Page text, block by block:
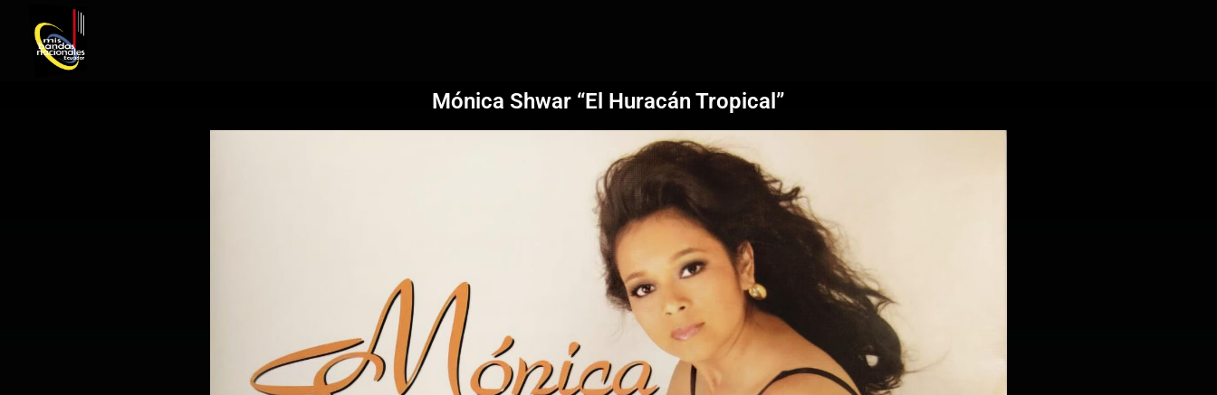
Mónica Shwar “El Huracán Tropical”